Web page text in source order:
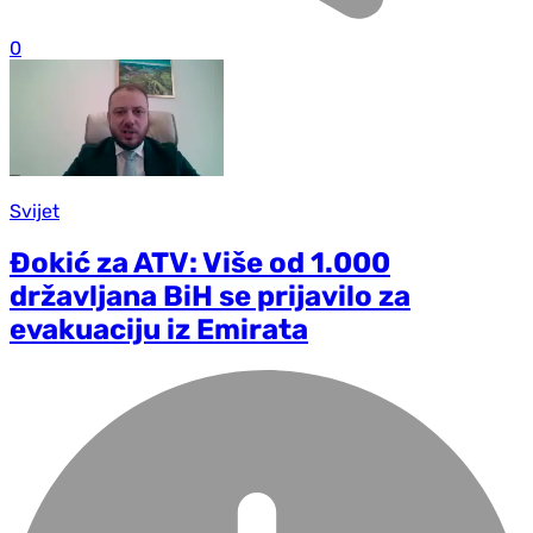
0
Svijet
Đokić za ATV: Više od 1.000
državljana BiH se prijavilo za
evakuaciju iz Emirata